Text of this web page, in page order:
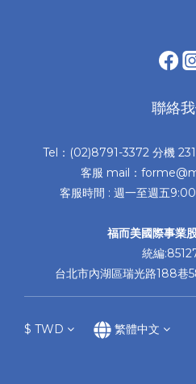
聯絡
Tel：(02)8791-3372 分機
客服 mail：
客服時間 : 週一至週五
福而美國際事業
統編
台北市內湖區瑞光路188巷
$ TWD 繁體中文